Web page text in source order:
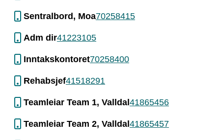
Sentralbord, Moa70258415
Adm dir41223105
Inntakskontoret70258400
Rehabsjef41518291
Teamleiar Team 1, Valldal 41865456
Teamleiar Team 2, Valldal 41865457